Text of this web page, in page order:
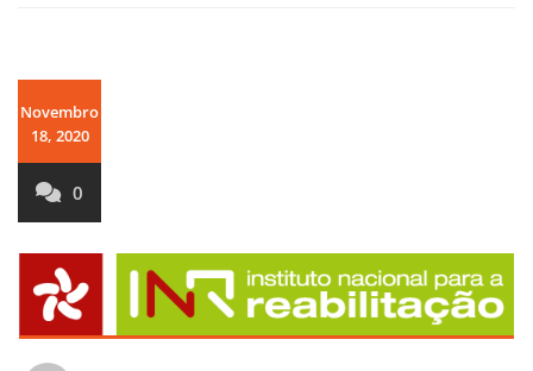
Novembro
18, 2020
0